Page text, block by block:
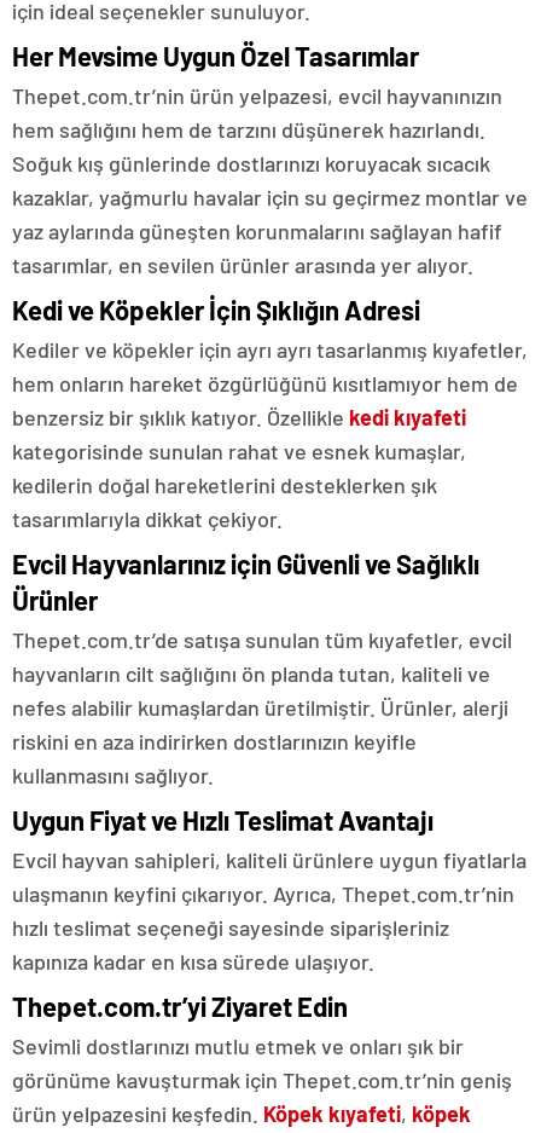
için ideal seçenekler sunuluyor.
Her Mevsime Uygun Özel Tasarımlar
Thepet.com.tr’nin ürün yelpazesi, evcil hayvanınızın
hem sağlığını hem de tarzını düşünerek hazırlandı.
Soğuk kış günlerinde dostlarınızı koruyacak sıcacık
kazaklar, yağmurlu havalar için su geçirmez montlar ve
yaz aylarında güneşten korunmalarını sağlayan hafif
tasarımlar, en sevilen ürünler arasında yer alıyor.
Kedi ve Köpekler İçin Şıklığın Adresi
Kediler ve köpekler için ayrı ayrı tasarlanmış kıyafetler,
hem onların hareket özgürlüğünü kısıtlamıyor hem de
benzersiz bir şıklık katıyor. Özellikle kedi kıyafeti
kategorisinde sunulan rahat ve esnek kumaşlar,
kedilerin doğal hareketlerini desteklerken şık
tasarımlarıyla dikkat çekiyor.
Evcil Hayvanlarınız için Güvenli ve Sağlıklı
Ürünler
Thepet.com.tr’de satışa sunulan tüm kıyafetler, evcil
hayvanların cilt sağlığını ön planda tutan, kaliteli ve
nefes alabilir kumaşlardan üretilmiştir. Ürünler, alerji
riskini en aza indirirken dostlarınızın keyifle
kullanmasını sağlıyor.
Uygun Fiyat ve Hızlı Teslimat Avantajı
Evcil hayvan sahipleri, kaliteli ürünlere uygun fiyatlarla
ulaşmanın keyfini çıkarıyor. Ayrıca, Thepet.com.tr’nin
hızlı teslimat seçeneği sayesinde siparişleriniz
kapınıza kadar en kısa sürede ulaşıyor.
Thepet.com.tr’yi Ziyaret Edin
Sevimli dostlarınızı mutlu etmek ve onları şık bir
görünüme kavuşturmak için Thepet.com.tr’nin geniş
ürün yelpazesini keşfedin. Köpek kıyafeti, köpek